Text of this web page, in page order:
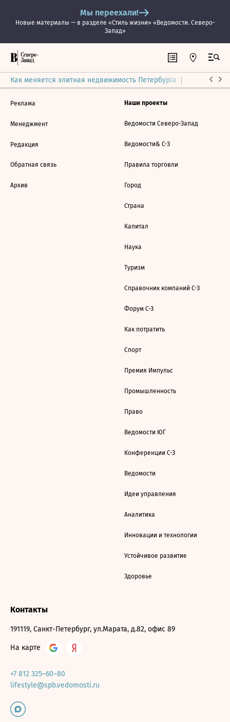
Мы переехали!
Новые материалы — в разделе «Стиль жизни» «Ведомости. Северо-
Запад»
Как меняется элитная недвижимость Петербурга Ситуация
Реклама
Менеджмент
Редакция
Обратная связь
Архив
Наши проекты
Ведомости Северо-Запад
Ведомости& С-З
Правила торговли
Город
Страна
Капитал
Наука
Туризм
Справочник компаний С-З
Форум С-З
Как потратить
Спорт
Премия Импульс
Промышленность
Право
Ведомости ЮГ
Конференции С-З
Ведомости
Идеи управления
Аналитика
Инновации и технологии
Устойчивое развитие
Здоровье
Контакты
191119, Санкт-Петербург, ул.Марата, д.82, офис 89
На карте
+7 812 325–60–80
lifestyle@spb.vedomosti.ru